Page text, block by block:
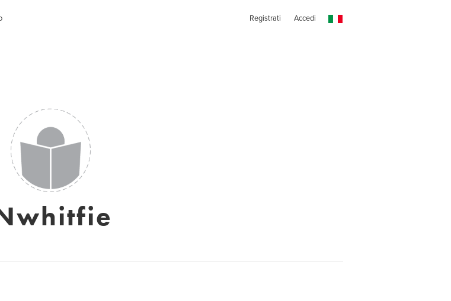
Registrati Accedi